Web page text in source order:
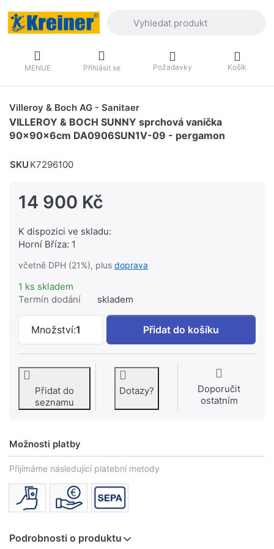
MENUE Přihlásit se Požadavky Košík
Villeroy & Boch AG - Sanitaer
VILLEROY & BOCH SUNNY sprchová vanička
90x90x6cm DA0906SUN1V-09 - pergamon
SKU K7296100
14 900 Kč
K dispozici ve skladu:
Horní Bříza: 1
včetně DPH (21%), plus doprava
1 ks skladem
Termín dodání
skladem
Množství:1
VILLEROY & BOCH SUNNY sprchová
Přidat do košíku
Přidat do
seznamu
Dotazy?
Doporučit
ostatním
Možnosti platby
Přijímáme následující platební metody
Podrobnosti o produktu